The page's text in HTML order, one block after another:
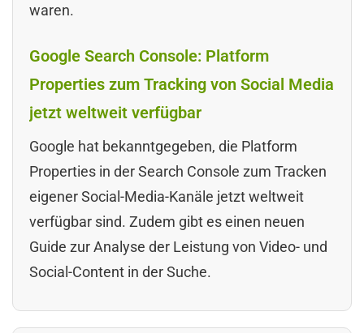
waren.
Google Search Console: Platform
Properties zum Tracking von Social Media
jetzt weltweit verfügbar
Google hat bekanntgegeben, die Platform
Properties in der Search Console zum Tracken
eigener Social-Media-Kanäle jetzt weltweit
verfügbar sind. Zudem gibt es einen neuen
Guide zur Analyse der Leistung von Video- und
Social-Content in der Suche.